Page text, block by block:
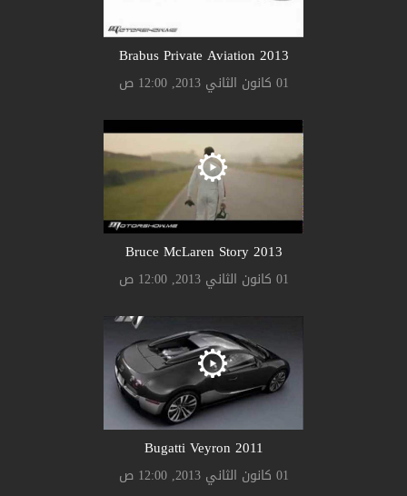
Brabus Private Aviation 2013
01 كانون الثاني 2013, 12:00 ص
Bruce McLaren Story 2013
01 كانون الثاني 2013, 12:00 ص
Bugatti Veyron 2011
01 كانون الثاني 2013, 12:00 ص